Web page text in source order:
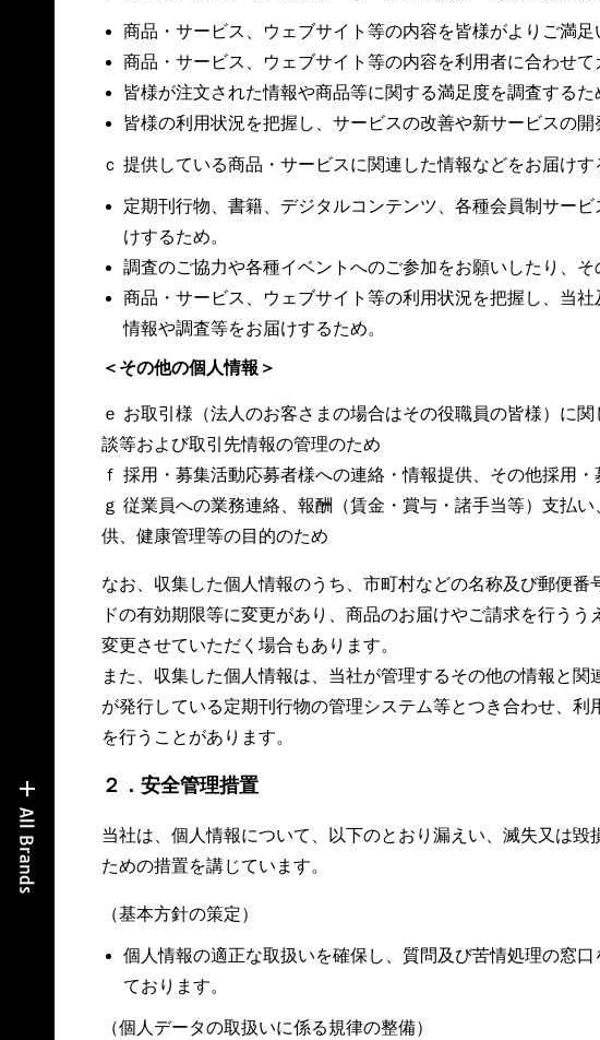
商品・サービス、ウェブサイト等の内容を皆様がよりご満足
商品・サービス、ウェブサイト等の内容を利用者に合わせて
皆様が注文された情報や商品等に関する満足度を調査するた
皆様の利用状況を把握し、サービスの改善や新サービスの開
ｃ 提供している商品・サービスに関連した情報などをお届けす
定期刊行物、書籍、デジタルコンテンツ、各種会員制サー
けするため。
調査のご協力や各種イベントへのご参加をお願いしたり、そ
商品・サービス、ウェブサイト等の利用状況を把握し、当
情報や調査等をお届けするため。
＜その他の個人情報＞
ｅ お取引様（法人のお客さまの場合はその役職員の皆様）に
談等および取引先情報の管理のため
ｆ 採用・募集活動応募者様への連絡・情報提供、その他採用
ｇ 従業員への業務連絡、報酬（賃金・賞与・諸手当等）支払
供、健康管理等の目的のため
なお、収集した個人情報のうち、市町村などの名称及び郵便
ドの有効期限等に変更があり、商品のお届けやご請求を行う
変更させていただく場合もあります。
また、収集した個人情報は、当社が管理するその他の情報と
が発行している定期刊行物の管理システム等とつき合わせ、
を行うことがあります。
２．安全管理措置
当社は、個人情報について、以下のとおり漏えい、滅失又は
ための措置を講じています。
（基本方針の策定）
個人情報の適正な取扱いを確保し、質問及び苦情処理の窓
ております。
（個人データの取扱いに係る規律の整備）